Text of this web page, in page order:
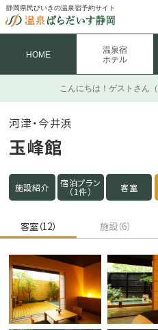
静岡県民びいきの温泉宿予約サイト
HOME
温泉宿
ホテル
こんにちは！ ゲストさん（
河津・今井浜
玉峰館
施設紹介 宿泊プラン
（1件） 客室
客室（12） 施設（6）